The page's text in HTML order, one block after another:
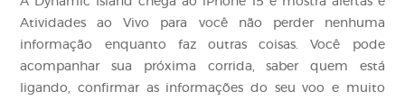
Atividades ao Vivo para você não perder nenhuma
informação enquanto faz outras coisas. Você pode
acompanhar sua próxima corrida, saber quem está
ligando, confirmar as informações do seu voo e muito